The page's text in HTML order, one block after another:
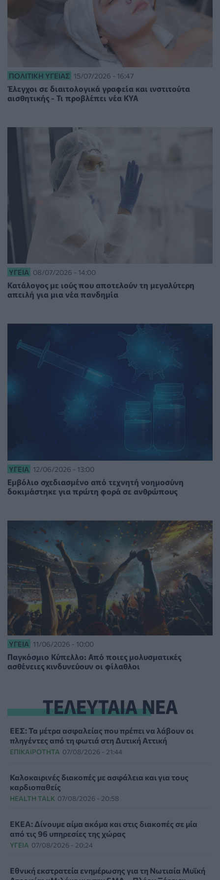
ΠΟΛΙΤΙΚΉ ΥΓΕΊΑΣ 15/07/2026 - 16:47
Έλεγχοι σε διαιτολογικά γραφεία και ινστιτούτα
αισθητικής - Τι προβλέπει νέα ΚΥΑ
ΥΓΕΊΑ 08/07/2026 - 14:00
Κατάλογος με ιούς που αποτελούν τη μεγαλύτερη
απειλή για μια νέα πανδημία
ΥΓΕΊΑ 12/06/2026 - 13:00
Εμβόλιο σχεδιασμένο από τεχνητή νοημοσύνη
δοκιμάστηκε για πρώτη φορά σε ανθρώπους
ΥΓΕΊΑ 11/06/2026 - 10:00
Παγκόσμιο Κύπελλο: Από ποιες μολυσματικές
ασθένειες κινδυνεύουν οι φίλαθλοι
ΤΕΛΕΥΤΑΙΑ ΝΕΑ
ΕΕΣ: Τα μέτρα ασφαλείας που πρέπει να λάβουν οι
πληγέντες από τη φωτιά στη Δυτική Αττική
ΕΠΙΚΑΙΡΌΤΗΤΑ 07/08/2026 - 21:44
Καλοκαιρινές διακοπές με ασφάλεια και για τους
καρδιοπαθείς
HEALTH TALK 07/08/2026 - 20:58
ΕΚΕΑ: Δίνουμε αίμα ακόμα και στις διακοπές σε μία
από τις 96 υπηρεσίες της χώρας
ΥΓΕΊΑ 07/08/2026 - 20:24
Εθνική εκστρατεία ενημέρωσης για τη Νωτιαία Μυϊκή